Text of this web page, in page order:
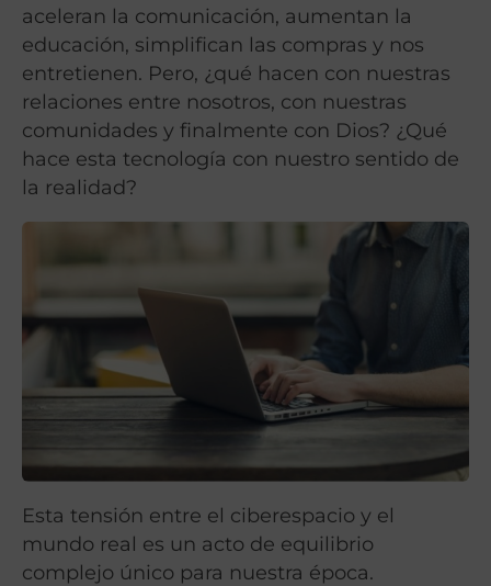
aceleran la comunicación, aumentan la
educación, simplifican las compras y nos
entretienen. Pero, ¿qué hacen con nuestras
relaciones entre nosotros, con nuestras
comunidades y finalmente con Dios? ¿Qué
hace esta tecnología con nuestro sentido de
la realidad?
Esta tensión entre el ciberespacio y el
mundo real es un acto de equilibrio
complejo único para nuestra época.